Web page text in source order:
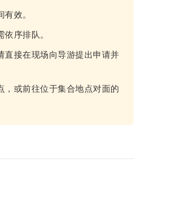
效。
序排队。
直接在现场向导游提出申请并
，或前往位于集合地点对面的